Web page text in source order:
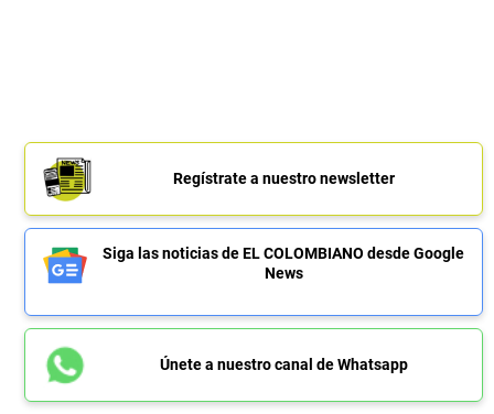
Regístrate a nuestro newsletter
Siga las noticias de EL COLOMBIANO desde Google
News
Únete a nuestro canal de Whatsapp